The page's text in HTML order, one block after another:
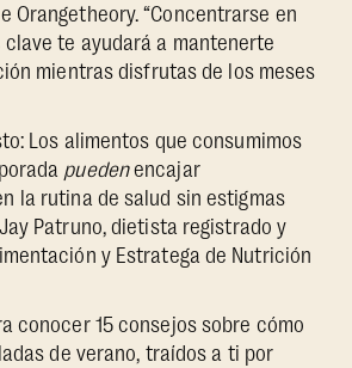
Orangetheory. “Concentrarse en
te ayudará a mantenerte
mientras disfrutas de los meses
Los alimentos que consumimos
puedenencajar
la rutina de salud sin estigmas
Patruno, dietista registrado y
y Estratega de Nutrición
conocer 15 consejos sobre cómo
de verano, traídos a ti por